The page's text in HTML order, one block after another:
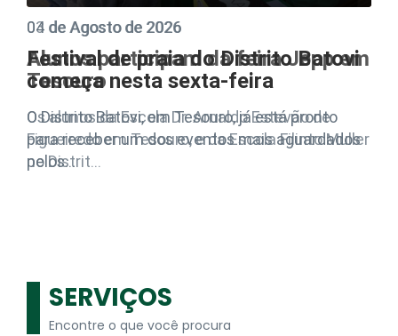
03 de Agosto de 2026
Alunos participam da feira Jepp em
Tesouro
Os alunos da Escola Dr. Arnaldo Estevão de
Figueiredo em Tesouro, e da Escola Filinto Muller
no Distrit…
SERVIÇOS
Encontre o que você procura